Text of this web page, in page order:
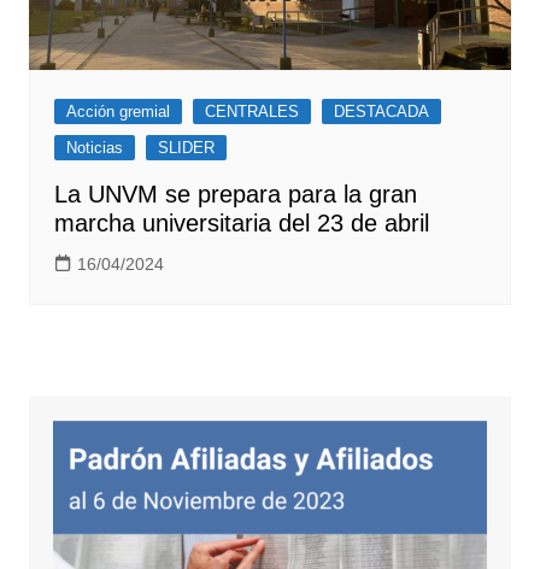
Acción gremial CENTRALES
DESTACADA
Noticias
SLIDER
La UNVM se prepara para la gran
marcha universitaria del 23 de abril
16/04/2024